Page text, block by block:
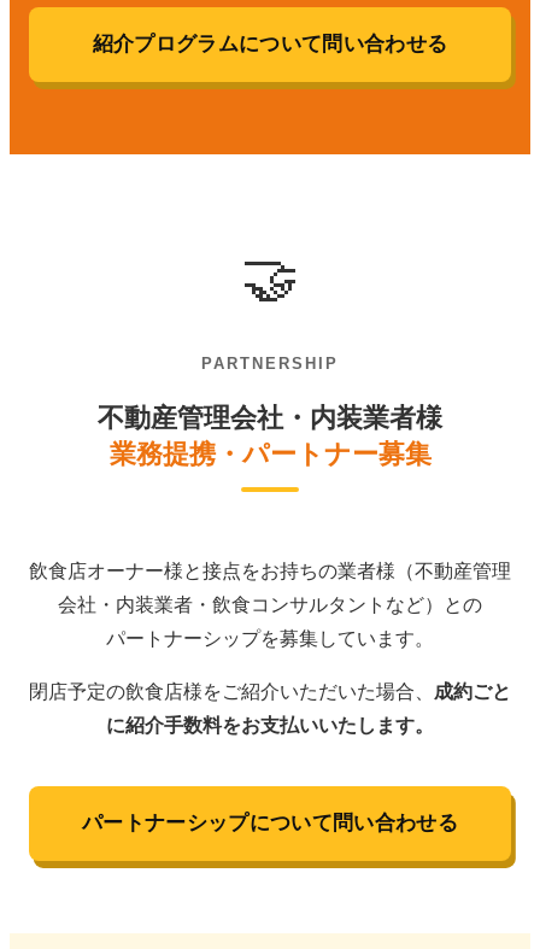
紹介プログラムについて問い合わせる
🤝
PARTNERSHIP
不動産管理会社・内装業者様
業務提携・パートナー募集
飲食店オーナー様と接点をお持ちの業者様（不動産管理
会社・内装業者・飲食コンサルタントなど）との
パートナーシップを募集しています。
閉店予定の飲食店様をご紹介いただいた場合、 成約ごと
に紹介手数料をお支払いいたします。
パートナーシップについて問い合わせる